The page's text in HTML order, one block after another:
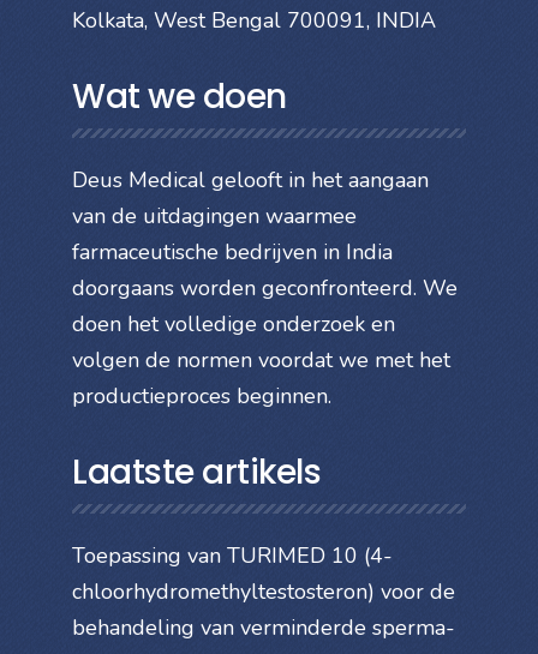
Kolkata, West Bengal 700091, INDIA
Wat we doen
Deus Medical gelooft in het aangaan
van de uitdagingen waarmee
farmaceutische bedrijven in India
doorgaans worden geconfronteerd. We
doen het volledige onderzoek en
volgen de normen voordat we met het
productieproces beginnen.
Laatste artikels
Toepassing van TURIMED 10 (4-
chloorhydromethyltestosteron) voor de
behandeling van verminderde sperma-